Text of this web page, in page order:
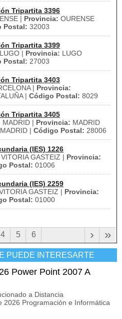
Tripartita 3396
| Provincia: OURENSE
Postal: 32003
Tripartita 3399
LUGO | Provincia: LUGO
Postal: 27003
Tripartita 3403
| Provincia:
| Código Postal: 8029
Tripartita 3405
MADRID | Provincia: MADRID
| Código Postal: 28006
(IES) 1226
VITORIA GASTEIZ | Provincia:
Postal: 01006
(IES) 2259
GASTEIZ | Provincia:
Postal: 01000
4 5 6 »
›
PUEDE INTERESARTE
Power Point 2007 A
a Distancia
2026 Programación e Informática